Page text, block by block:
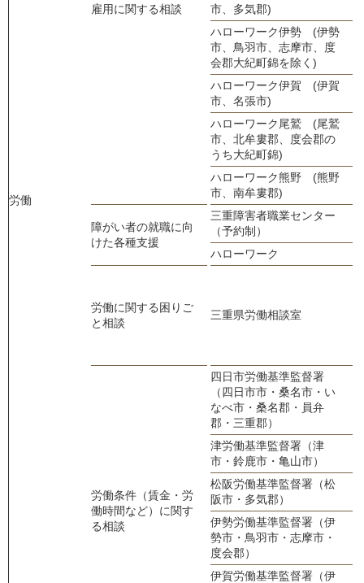
労働
雇用に関する相談 市、多気郡)
ハローワーク伊勢 (伊勢
市、鳥羽市、志摩市、度
会郡大紀町錦を除く)
ハローワーク伊賀 (伊賀
市、名張市)
ハローワーク尾鷲 (尾鷲
市、北牟婁郡、度会郡の
うち大紀町錦)
ハローワーク熊野 (熊野
市、南牟婁郡)
障がい者の就職に向
けた各種支援
三重障害者職業センター
（予約制）
ハローワーク
労働に関する困りご
と相談
三重県労働相談室
労働条件（賃金・労
働時間など）に関す
る相談
四日市労働基準監督署
（四日市市・桑名市・い
なべ市・桑名郡・員弁
郡・三重郡）
津労働基準監督署（津
市・鈴鹿市・亀山市）
松阪労働基準監督署（松
阪市・多気郡）
伊勢労働基準監督署（伊
勢市・鳥羽市・志摩市・
度会郡）
伊賀労働基準監督署（伊